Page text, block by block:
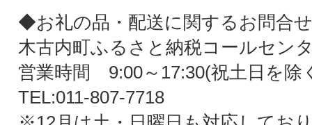
◆お礼の品・配送に関するお問合
木古内町ふるさと納税コールセン
営業時間 9:00～17:30(祝土日を除
TEL:011-807-7718